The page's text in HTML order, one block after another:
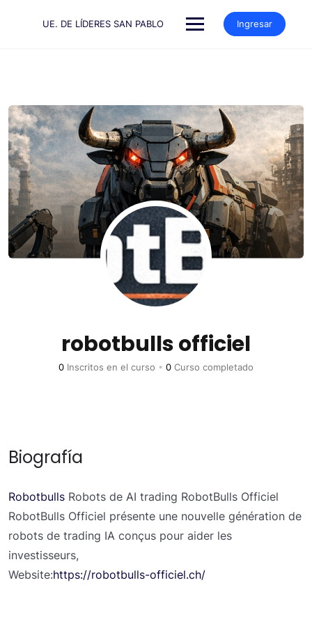
UE. DE LÍDERES SAN PABLO Ingresar
robotbulls officiel
0 Inscritos en el curso • 0 Curso completado
Biografía
Robotbulls Robots de AI trading RobotBulls Officiel
RobotBulls Officiel présente une nouvelle génération de
robots de trading IA conçus pour aider les
investisseurs,
Website:https://robotbulls-officiel.ch/